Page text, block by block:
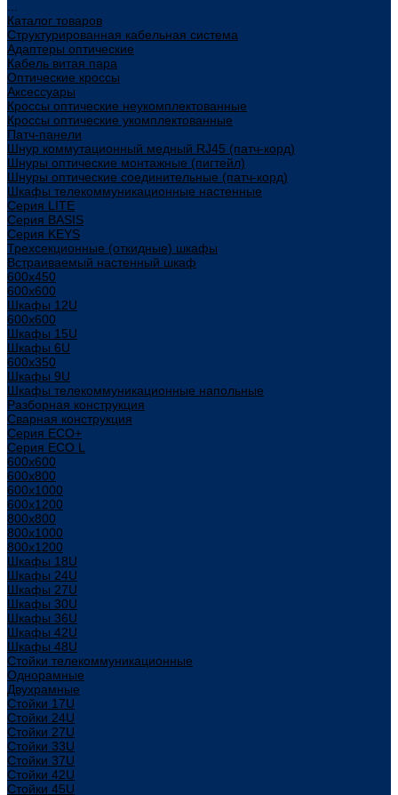
Каталог товаров
Структурированная кабельная система
Адаптеры оптические
Кабель витая пара
Оптические кроссы
Аксессуары
Кроссы оптические неукомплектованные
Кроссы оптические укомплектованные
Патч-панели
Шнур коммутационный медный RJ45 (патч-корд)
Шнуры оптические монтажные (пигтейл)
Шнуры оптические соединительные (патч-корд)
Шкафы телекоммуникационные настенные
Cерия LITE
Cерия BASIS
Cерия KEYS
Трехсекционные (откидные) шкафы
Встраиваемый настенный шкаф
600x450
600x600
Шкафы 12U
600x600
Шкафы 15U
Шкафы 6U
600x350
Шкафы 9U
Шкафы телекоммуникационные напольные
Разборная конструкция
Сварная конструкция
Серия ECO+
Серия ECO L
600x600
600x800
600х1000
600х1200
800x800
800х1000
800х1200
Шкафы 18U
Шкафы 24U
Шкафы 27U
Шкафы 30U
Шкафы 36U
Шкафы 42U
Шкафы 48U
Стойки телекоммуникационные
Однорамные
Двухрамные
Стойки 17U
Стойки 24U
Стойки 27U
Стойки 33U
Стойки 37U
Стойки 42U
Стойки 45U